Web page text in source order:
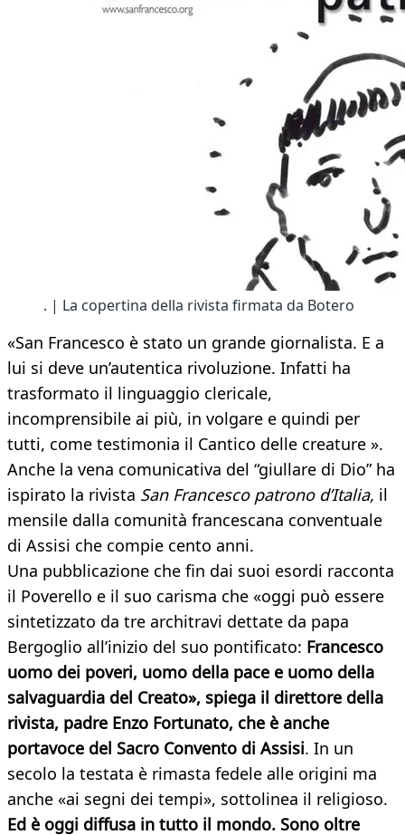
. | La copertina della rivista firmata da Botero
«San Francesco è stato un grande giornalista. E a
lui si deve un’autentica rivoluzione. Infatti ha
trasformato il linguaggio clericale,
incomprensibile ai più, in volgare e quindi per
tutti, come testimonia il Cantico delle creature ».
Anche la vena comunicativa del “giullare di Dio” ha
ispirato la rivista San Francesco patrono d’Italia, il
mensile dalla comunità francescana conventuale
di Assisi che compie cento anni.
Una pubblicazione che fin dai suoi esordi racconta
il Poverello e il suo carisma che «oggi può essere
sintetizzato da tre architravi dettate da papa
Bergoglio all’inizio del suo pontificato: Francesco
uomo dei poveri, uomo della pace e uomo della
salvaguardia del Creato», spiega il direttore della
rivista, padre Enzo Fortunato, che è anche
portavoce del Sacro Convento di Assisi. In un
secolo la testata è rimasta fedele alle origini ma
anche «ai segni dei tempi», sottolinea il religioso.
Ed è oggi diffusa in tutto il mondo. Sono oltre